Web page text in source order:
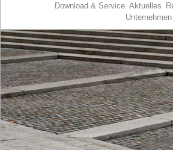
Download & Service Aktuelles
Unternehmen